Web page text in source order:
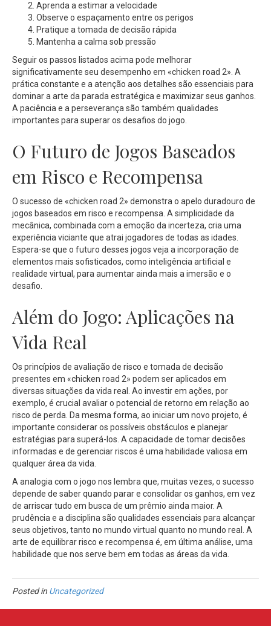
Aprenda a estimar a velocidade
Observe o espaçamento entre os perigos
Pratique a tomada de decisão rápida
Mantenha a calma sob pressão
Seguir os passos listados acima pode melhorar
significativamente seu desempenho em «chicken road 2». A
prática constante e a atenção aos detalhes são essenciais para
dominar a arte da parada estratégica e maximizar seus ganhos.
A paciência e a perseverança são também qualidades
importantes para superar os desafios do jogo.
O Futuro de Jogos Baseados
em Risco e Recompensa
O sucesso de «chicken road 2» demonstra o apelo duradouro de
jogos baseados em risco e recompensa. A simplicidade da
mecânica, combinada com a emoção da incerteza, cria uma
experiência viciante que atrai jogadores de todas as idades.
Espera-se que o futuro desses jogos veja a incorporação de
elementos mais sofisticados, como inteligência artificial e
realidade virtual, para aumentar ainda mais a imersão e o
desafio.
Além do Jogo: Aplicações na
Vida Real
Os princípios de avaliação de risco e tomada de decisão
presentes em «chicken road 2» podem ser aplicados em
diversas situações da vida real. Ao investir em ações, por
exemplo, é crucial avaliar o potencial de retorno em relação ao
risco de perda. Da mesma forma, ao iniciar um novo projeto, é
importante considerar os possíveis obstáculos e planejar
estratégias para superá-los. A capacidade de tomar decisões
informadas e de gerenciar riscos é uma habilidade valiosa em
qualquer área da vida.
A analogia com o jogo nos lembra que, muitas vezes, o sucesso
depende de saber quando parar e consolidar os ganhos, em vez
de arriscar tudo em busca de um prêmio ainda maior. A
prudência e a disciplina são qualidades essenciais para alcançar
seus objetivos, tanto no mundo virtual quanto no mundo real. A
arte de equilibrar risco e recompensa é, em última análise, uma
habilidade que nos serve bem em todas as áreas da vida.
Posted in Uncategorized